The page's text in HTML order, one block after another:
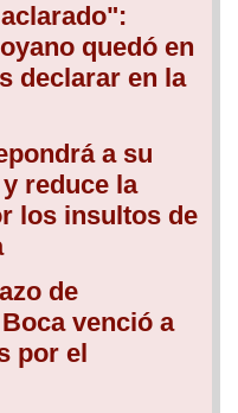
quedó en
declarar en la
a su
reduce la
los insultos de
de
venció a
por el